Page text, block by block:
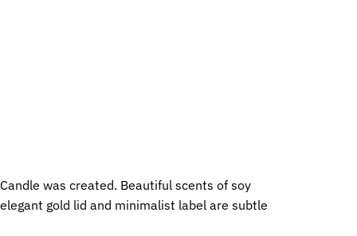
was created. Beautiful scents of soy
gold lid and minimalist label are subtle